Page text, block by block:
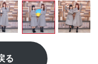
る